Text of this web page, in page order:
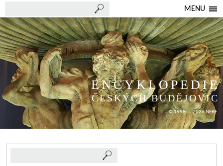
MENU
ENCYKLOPEDIE
ČESKÝCH BUDĚJOVIC
© 1998 — 2026 NEBE